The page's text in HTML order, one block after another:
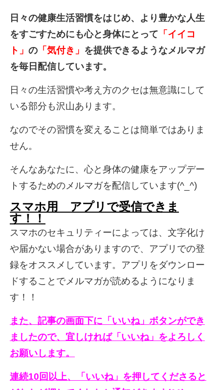
日々の健康生活習慣をはじめ、より豊かな人生
をすごすためにも心と身体にとって 「イイコ
ト」 の 「気付き」 を提供できるようなメルマガ
を毎日配信しています。
日々の生活習慣や考え方のクセは無意識にして
いる部分も沢山あります。
なのでその習慣を変えることは簡単ではありま
せん。
そんなあなたに、心と身体の健康をアップデー
トするためのメルマガを配信しています(^_^)
スマホ用 アプリで受信できま
す！！
スマホのセキュリティーによっては、文字化け
や届かない場合がありますので、アプリでの登
録をオススメしています。アプリをダウンロー
ドすることでメルマガが読めるようになりま
す！！
また、記事の画面下に「いいね」ボタンができ
ましたので、宜しければ「いいね」をよろしく
お願いします。
連続10回以上、「いいね」を押してくださると